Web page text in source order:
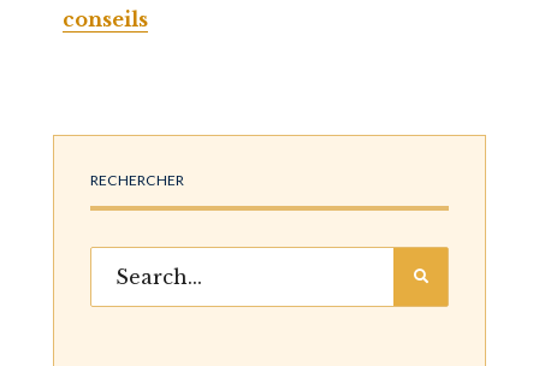
conseils
RECHERCHER